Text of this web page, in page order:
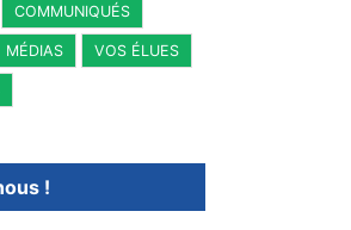
COMMUNIQUÉS
MÉDIAS VOS ÉLUES
!